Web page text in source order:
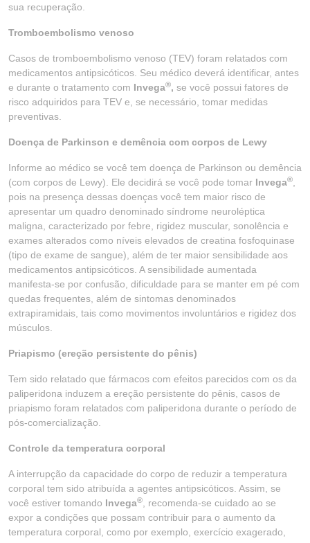
sua recuperação.
Tromboembolismo venoso
Casos de tromboembolismo venoso (TEV) foram relatados com
medicamentos antipsicóticos. Seu médico deverá identificar, antes
e durante o tratamento com Invega®, se você possui fatores de
risco adquiridos para TEV e, se necessário, tomar medidas
preventivas.
Doença de Parkinson e demência com corpos de Lewy
Informe ao médico se você tem doença de Parkinson ou demência
(com corpos de Lewy). Ele decidirá se você pode tomar Invega®
pois na presença dessas doenças você tem maior risco de
apresentar um quadro denominado síndrome neuroléptica
maligna, caracterizado por febre, rigidez muscular, sonolência e
exames alterados como níveis elevados de creatina fosfoquinase
(tipo de exame de sangue), além de ter maior sensibilidade aos
medicamentos antipsicóticos. A sensibilidade aumentada
manifesta-se por confusão, dificuldade para se manter em pé com
quedas frequentes, além de sintomas denominados
extrapiramidais, tais como movimentos involuntários e rigidez dos
músculos.
Priapismo (ereção persistente do pênis)
Tem sido relatado que fármacos com efeitos parecidos com os da
paliperidona induzem a ereção persistente do pênis, casos de
priapismo foram relatados com paliperidona durante o período de
pós-comercialização.
Controle da temperatura corporal
A interrupção da capacidade do corpo de reduzir a temperatura
corporal tem sido atribuída a agentes antipsicóticos. Assim, se
você estiver tomando Invega®
, recomenda-se cuidado ao se
expor a condições que possam contribuir para o aumento da
temperatura corporal, como por exemplo, exercício exagerado,